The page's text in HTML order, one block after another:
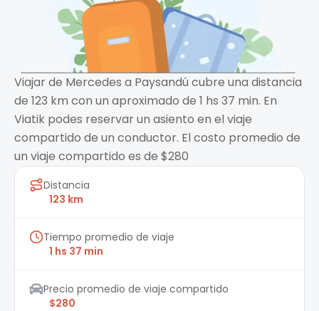
Viajar de Mercedes a Paysandú cubre una distancia
de 123 km con un aproximado de 1 hs 37 min. En
Viatik podes reservar un asiento en el viaje
compartido de un conductor. El costo promedio de
un viaje compartido es de $280
Distancia
123 km
Tiempo promedio de viaje
1 hs 37 min
Precio promedio de viaje compartido
$280